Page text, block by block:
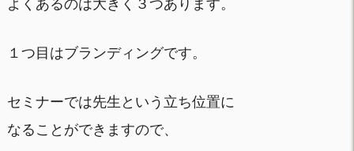
よくあるのは大きく３つあります。
１つ目はブランディングです。
セミナーでは先生という立ち位置に
なることができますので、